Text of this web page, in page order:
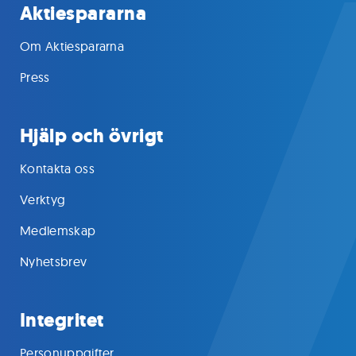
Aktiespararna
Om Aktiespararna
Press
Hjälp och övrigt
Kontakta oss
Verktyg
Medlemskap
Nyhetsbrev
Integritet
Personuppgifter